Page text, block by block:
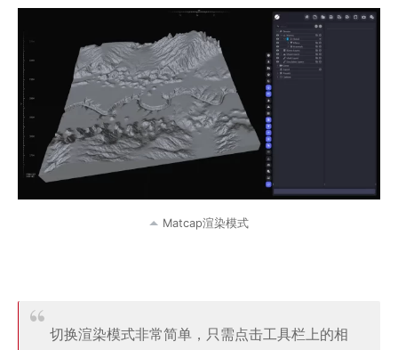
Matcap渲染模式
切换渲染模式非常简单，只需点击工具栏上的相